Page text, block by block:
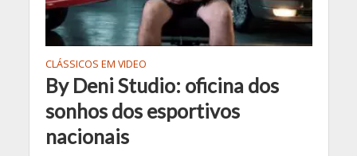
CLÁSSICOS EM VIDEO
By Deni Studio: oficina dos
sonhos dos esportivos
nacionais